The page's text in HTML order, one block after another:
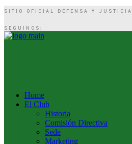
SITIO OFICIAL DEFENSA Y JUSTICIA
SEGUINOS:
Home
El Club
Historia
Comisión Directiva
Sede
Marketing